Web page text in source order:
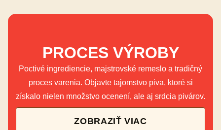
PROCES VÝROBY
Poctivé ingrediencie, majstrovské remeslo a tradičný
proces varenia. Objavte tajomstvo piva, ktoré si
získalo nielen množstvo ocenení, ale aj srdcia pivárov.
ZOBRAZIŤ VIAC